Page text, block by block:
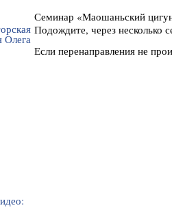
Семинар «Маошаньский
Подождите, через несколько
Если перенаправления не